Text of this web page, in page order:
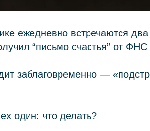
ежедневно встречаются два
“письмо счастья” от
заблаговременно —
один: что делать?